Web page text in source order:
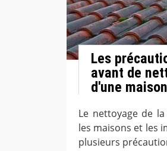
Les
avant de
d'une
Le nettoyage de
les maisons et les
plusieurs